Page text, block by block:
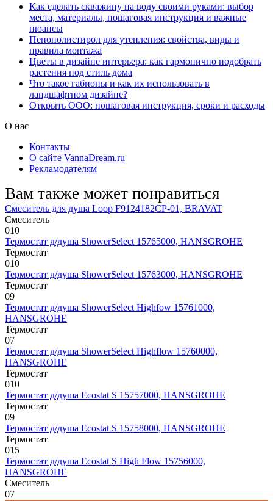
Как сделать скважину на воду своими руками: выбор
места, материалы, пошаговая инструкция и важные
нюансы
Пенополистирол для утепления: свойства, виды и
правила монтажа
Цветы в дизайне интерьера: как гармонично подобрать
растения под стиль дома
Что такое габионы и как их использовать в
ландшафтном дизайне?
Открыть ООО: пошаговая инструкция, сроки и расходы
О нас
Контакты
О сайте VannaDream.ru
Рекламодателям
Вам также может понравиться
Смеситель для душа Loop F9124182CP-01, BRAVAT
Смеситель
010
Термостат д/душа ShowerSelect 15765000, HANSGROHE
Термостат
010
Термостат д/душа ShowerSelect 15763000, HANSGROHE
Термостат
09
Термостат д/душа ShowerSelect Highfow 15761000,
HANSGROHE
Термостат
07
Термостат д/душа ShowerSelect Highflow 15760000,
HANSGROHE
Термостат
010
Термостат д/душа Ecostat S 15757000, HANSGROHE
Термостат
09
Термостат д/душа Ecostat S 15758000, HANSGROHE
Термостат
015
Термостат д/душа Ecostat S High Flow 15756000,
HANSGROHE
Смеситель
07